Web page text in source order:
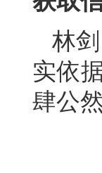
林
实依
肆公